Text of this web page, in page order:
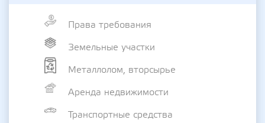
Права требования
Земельные участки
Металлолом, вторсырье
Аренда недвижимости
Транспортные средства